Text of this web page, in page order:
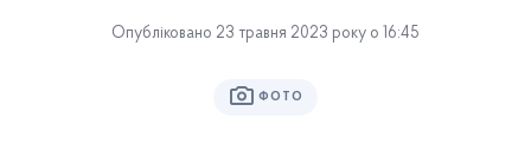
Опубліковано 23 травня 2023 року о 16:45
ФОТО